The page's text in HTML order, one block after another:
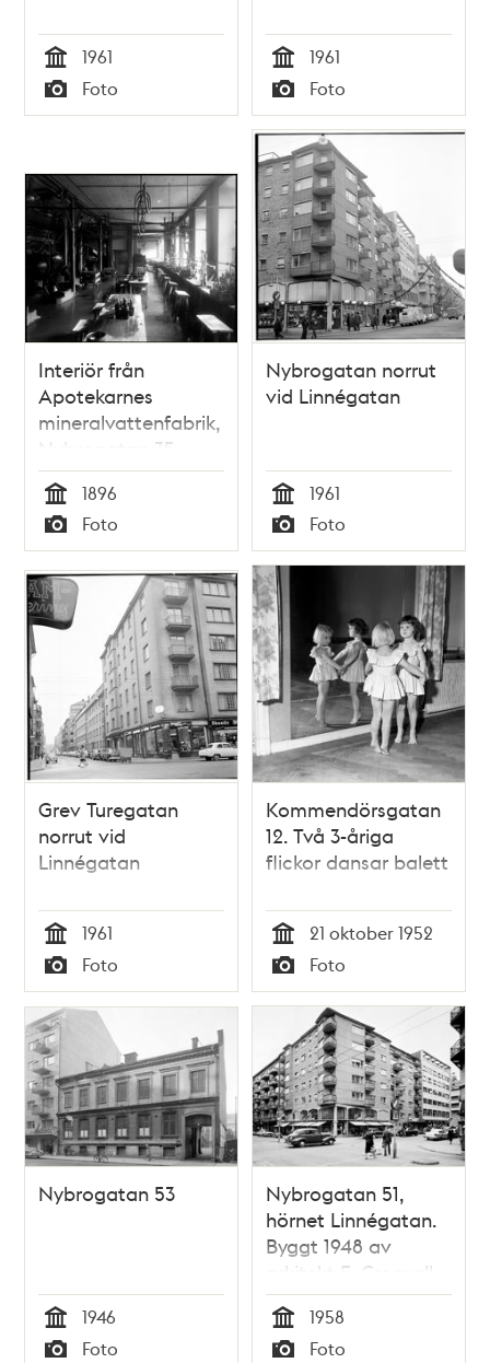
Tid
1961
Typ
Foto Tid
1961
Typ
Foto
Interiör från
Apotekarnes
mineralvattenfabrik,
Nybrogatan 35
Tid
1896
Typ
Foto
Nybrogatan norrut
vid Linnégatan
Tid
1961
Typ
Foto
Grev Turegatan
norrut vid
Linnégatan
Tid
1961
Typ
Foto
Kommendörsgatan
12. Två 3-åriga
flickor dansar balett
Tid
21 oktober 1952
Typ
Foto
Nybrogatan 53
Tid
1946
Foto
Nybrogatan 51,
hörnet Linnégatan.
Byggt 1948 av
arkitekt E. Cronvall
Tid
1958
Foto